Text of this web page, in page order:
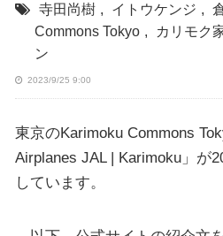
寺田尚樹 , イトウケンジ ,
Commons Tokyo , カリモク
ン
2023/9/25 9:00
東京のKarimoku Commons
Airplanes JAL | Karimoku」が
しています。